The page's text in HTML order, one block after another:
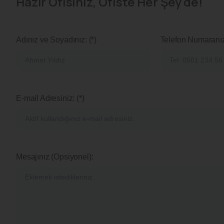
Adınız ve Soyadınız: (*) Telefon
E-mail Adresiniz: (*)
Mesajınız (Opsiyonel):